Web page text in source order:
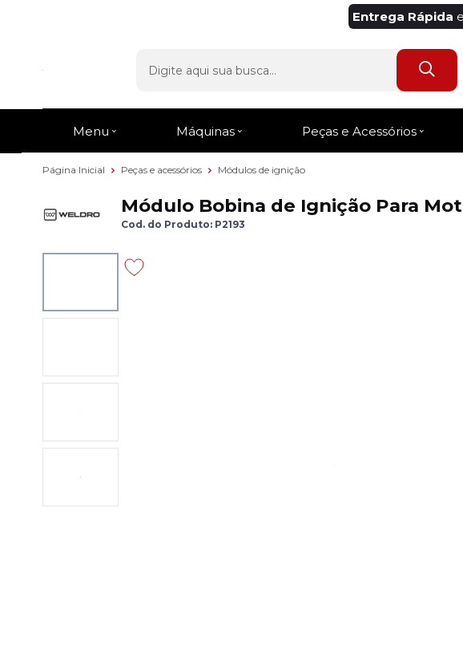
Entrega Rápida
Menu Máquinas Peças e Acessórios
Página Inicial Peças e acessórios Módulos de ignição
Módulo Bobina de Ignição Para
Cod. do Produto: P2193